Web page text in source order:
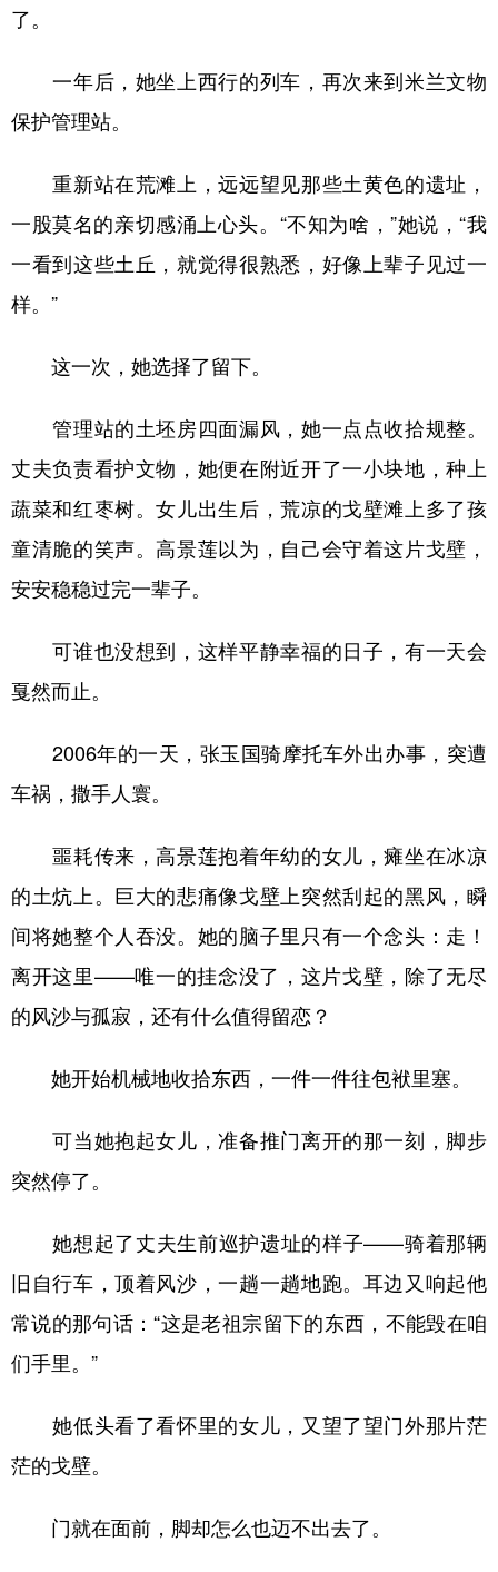
了。
一年后，她坐上西行的列车，再次来到米兰文物
保护管理站。
重新站在荒滩上，远远望见那些土黄色的遗址，
一股莫名的亲切感涌上心头。“不知为啥，”她说，“我
一看到这些土丘，就觉得很熟悉，好像上辈子见过一
样。”
这一次，她选择了留下。
管理站的土坯房四面漏风，她一点点收拾规整。
丈夫负责看护文物，她便在附近开了一小块地，种上
蔬菜和红枣树。女儿出生后，荒凉的戈壁滩上多了孩
童清脆的笑声。高景莲以为，自己会守着这片戈壁，
安安稳稳过完一辈子。
可谁也没想到，这样平静幸福的日子，有一天会
戛然而止。
2006年的一天，张玉国骑摩托车外出办事，突遭
车祸，撒手人寰。
噩耗传来，高景莲抱着年幼的女儿，瘫坐在冰凉
的土炕上。巨大的悲痛像戈壁上突然刮起的黑风，瞬
间将她整个人吞没。她的脑子里只有一个念头：走！
离开这里——唯一的挂念没了，这片戈壁，除了无尽
的风沙与孤寂，还有什么值得留恋？
她开始机械地收拾东西，一件一件往包袱里塞。
可当她抱起女儿，准备推门离开的那一刻，脚步
突然停了。
她想起了丈夫生前巡护遗址的样子——骑着那辆
旧自行车，顶着风沙，一趟一趟地跑。耳边又响起他
常说的那句话：“这是老祖宗留下的东西，不能毁在咱
们手里。”
她低头看了看怀里的女儿，又望了望门外那片茫
茫的戈壁。
门就在面前，脚却怎么也迈不出去了。